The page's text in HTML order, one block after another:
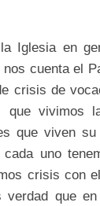
Iglesia en
cuenta el
crisis de
vivimos
que viven
uno
crisis con
verdad que